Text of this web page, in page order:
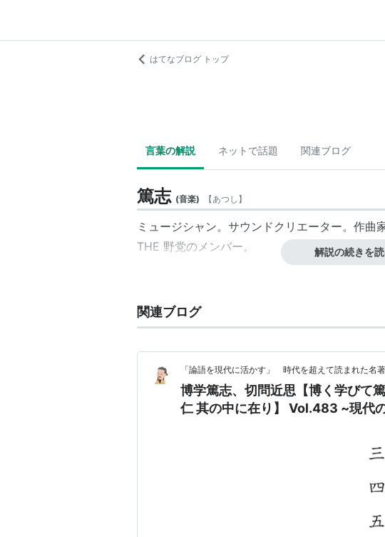
はてなブログ トップ
言葉の解説 ネットで話題 関連ブログ
篤志 (音楽) 【あつし 】
ミュージシャン。サウンドクリエーター。作曲家
THE 野党のメンバー。
解説の続きを
関連ブログ
「論語を現代に活かす」 時代を超えて読まれた名著
博学篤志、切問近思【博く学びて
仁 其の中に在り】 Vol.483 ~現代